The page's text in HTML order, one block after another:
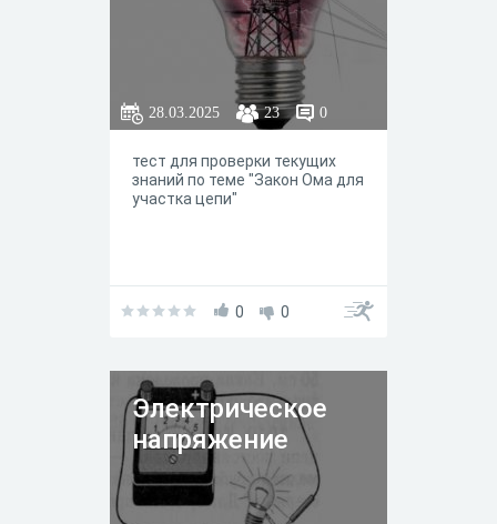
28.03.2025 23 0
тест для проверки текущих
знаний по теме "Закон Ома для
участка цепи"
0 0
Электрическое
напряжение